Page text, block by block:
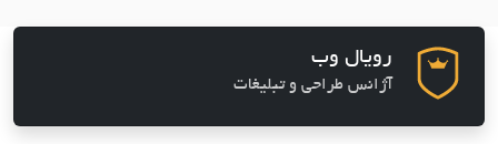
رویال وب
آژانس طراحی و تبلیغات